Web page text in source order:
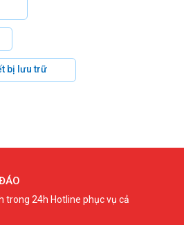
bị lưu trữ
trong 24h Hotline phục vụ cả